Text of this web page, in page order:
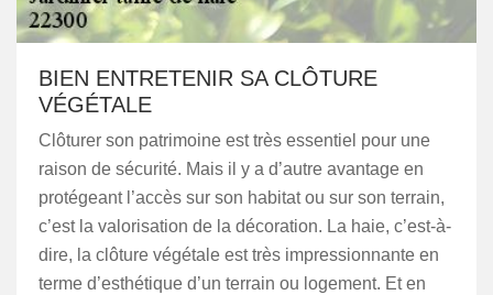
BIEN ENTRETENIR SA CLÔTURE
VÉGÉTALE
Clôturer son patrimoine est très essentiel pour une
raison de sécurité. Mais il y a d’autre avantage en
protégeant l’accès sur son habitat ou sur son terrain,
c’est la valorisation de la décoration. La haie, c’est-à-
dire, la clôture végétale est très impressionnante en
terme d’esthétique d’un terrain ou logement. Et en